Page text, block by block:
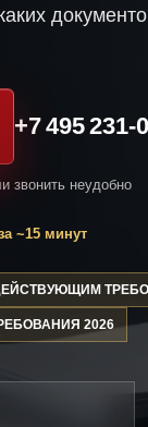
+7 495 231-
звонить неудобно
~15 минут
2026